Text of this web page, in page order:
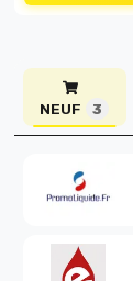
NEUF 3